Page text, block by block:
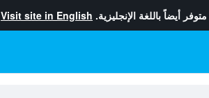
متوفر أيضاً باللغة الإنجليزية. Visit site in English